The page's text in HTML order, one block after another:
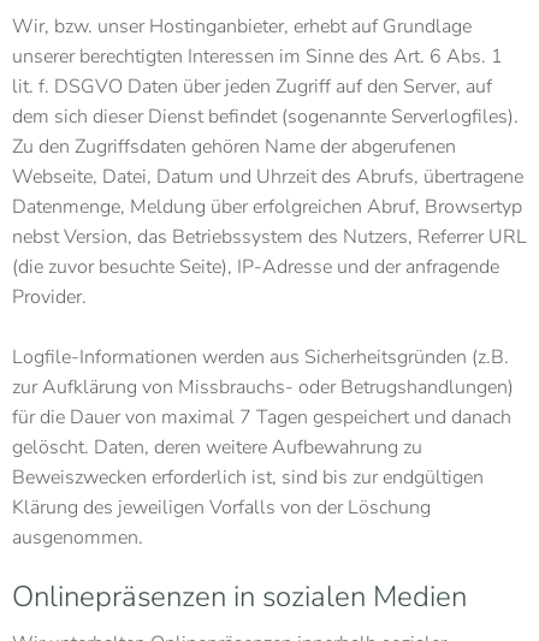
Wir, bzw. unser Hostinganbieter, erhebt auf Grundlage
unserer berechtigten Interessen im Sinne des Art. 6 Abs. 1
lit. f. DSGVO Daten über jeden Zugriff auf den Server, auf
dem sich dieser Dienst befindet (sogenannte Serverlogfiles).
Zu den Zugriffsdaten gehören Name der abgerufenen
Webseite, Datei, Datum und Uhrzeit des Abrufs, übertragene
Datenmenge, Meldung über erfolgreichen Abruf, Browsertyp
nebst Version, das Betriebssystem des Nutzers, Referrer URL
(die zuvor besuchte Seite), IP-Adresse und der anfragende
Provider.
Logfile-Informationen werden aus Sicherheitsgründen (z.B.
zur Aufklärung von Missbrauchs- oder Betrugshandlungen)
für die Dauer von maximal 7 Tagen gespeichert und danach
gelöscht. Daten, deren weitere Aufbewahrung zu
Beweiszwecken erforderlich ist, sind bis zur endgültigen
Klärung des jeweiligen Vorfalls von der Löschung
ausgenommen.
Onlinepräsenzen in sozialen Medien